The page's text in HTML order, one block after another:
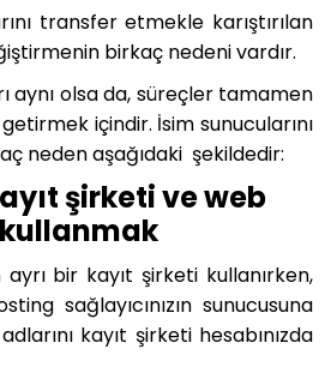
transfer etmekle karıştırılan
birkaç nedeni vardır.
aynı olsa da, süreçler tamamen
içindir. İsim sunucularını
neden aşağıdaki şekildedir:
şirketi ve web
bir kayıt şirketi kullanırken,
sağlayıcınızın sunucusuna
kayıt şirketi hesabınızda